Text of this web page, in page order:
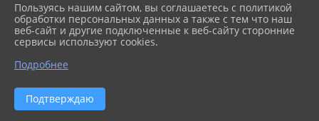
30 марта 2016 года в администрации Павловского
сельского поселения состоялось очередное
заседание Совета по профилактике
Пользуясь нашим сайтом, вы соглашаетесь с политикой
обработки персональных данных а также с тем что наш
веб-сайт и другие подключенные к веб-сайту сторонние
сервисы используют cookies.
Подробнее
Подтверждаю